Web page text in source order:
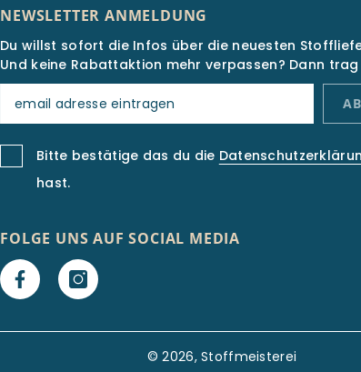
NEWSLETTER ANMELDUNG
Du willst sofort die Infos über die neuesten
Und keine Rabattaktion mehr verpassen? Dann trag
Bitte bestätige das du die
hast.
FOLGE UNS AUF SOCIAL MEDIA
© 2026, Stoffmeisterei